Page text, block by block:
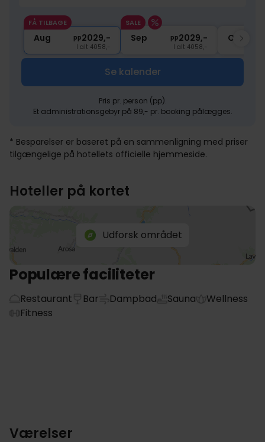
FÅ TILBAGE
Aug pp2029,-
I alt 4058,-
SALE
Sep pp2029,-
I alt 4058,-
Okt
Se kalender
Pris pr. person (pp).
Et administrationsgebyr på 89,- pr. booking pålægges.
* Besparelser er baseret på en sammenligning med priser
tilgængelige på hotellets officielle hjemmeside.
Hoteller på kortet
Udforsk området
Populære faciliteter
Restaurant Bar Dampbad Sauna
Wellness
Fitness
Værelser